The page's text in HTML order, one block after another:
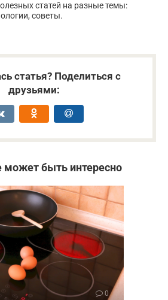
статей на разные темы:
советы.
статья? Поделиться с
друзьями:
быть интересно
0